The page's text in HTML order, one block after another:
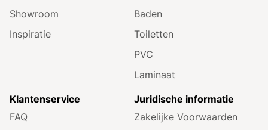
Showroom
Inspiratie
Baden
Toiletten
PVC
Laminaat
Klantenservice
FAQ
Juridische informatie
Zakelijke Voorwaarden